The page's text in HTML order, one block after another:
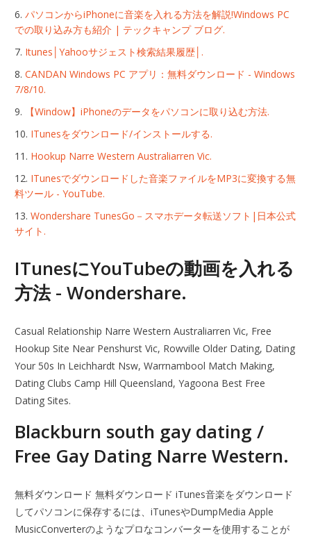
パソコンからiPhoneに音楽を入れる方法を解説!Windows PC
での取り込み方も紹介 | テックキャンプ ブログ.
Itunes│Yahooサジェスト検索結果履歴│.
CANDAN Windows PC アプリ：無料ダウンロード - Windows
7/8/10.
【Window】iPhoneのデータをパソコンに取り込む方法.
ITunesをダウンロード/インストールする.
Hookup Narre Western Australiarren Vic.
ITunesでダウンロードした音楽ファイルをMP3に変換する無
料ツール - YouTube.
Wondershare TunesGo－スマホデータ転送ソフト|日本公式
サイト.
ITunesにYouTubeの動画を入れる
方法 - Wondershare.
Casual Relationship Narre Western Australiarren Vic, Free
Hookup Site Near Penshurst Vic, Rowville Older Dating, Dating
Your 50s In Leichhardt Nsw, Warrnambool Match Making,
Dating Clubs Camp Hill Queensland, Yagoona Best Free
Dating Sites.
Blackburn south gay dating /
Free Gay Dating Narre Western.
無料ダウンロード 無料ダウンロード iTunes音楽をダウンロード
してパソコンに保存するには、iTunesやDumpMedia Apple
MusicConverterのようなプロなコンバーターを使用することが